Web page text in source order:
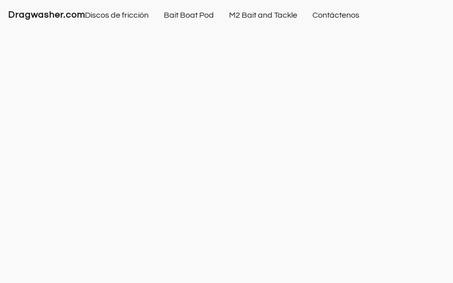
Dragwasher.comDiscos de fricción Bait Boat Pod M2 Bait and Tackle Contáctenos